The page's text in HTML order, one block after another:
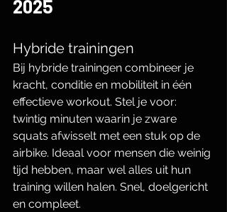
2025
Hybride trainingen
Bij hybride trainingen combineer je
kracht, conditie en mobiliteit in één
effectieve workout. Stel je voor:
twintig minuten waarin je zware
squats afwisselt met een stuk op de
airbike. Ideaal voor mensen die weinig
tijd hebben, maar wel alles uit hun
training willen halen. Snel, doelgericht
en compleet.